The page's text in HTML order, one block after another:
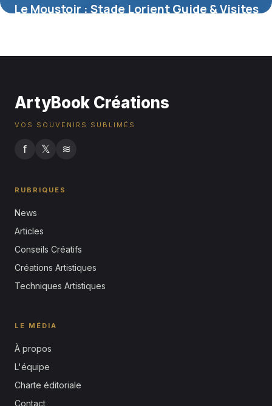
Le Moustoir : Stade Lorient Guide & Visites
ArtyBook Créations
VOS SOUVENIRS SUBLIMÉS
f 𝕏 ≋
RUBRIQUES
News
Articles
Conseils Créatifs
Créations Artistiques
Techniques Artistiques
LE MÉDIA
À propos
L'équipe
Charte éditoriale
Contact